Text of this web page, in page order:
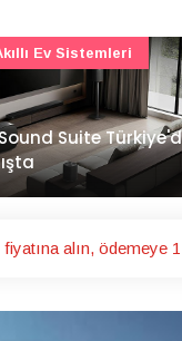
Havalimanı'nın
pistinde sona doğru
alın, ödemeye